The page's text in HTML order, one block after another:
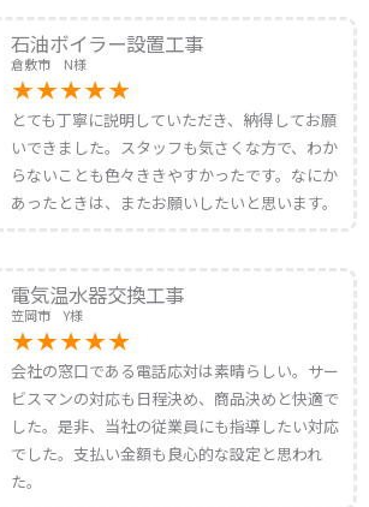
石油ボイラー設置工事
倉敷市 N様
とても丁寧に説明していただき、納得してお願
いできました。スタッフも気さくな方で、わか
らないことも色々ききやすかったです。なにか
あったときは、またお願いしたいと思います。
電気温水器交換工事
笠岡市 Y様
会社の窓口である電話応対は素晴らしい。サー
ビスマンの対応も日程決め、商品決めと快適で
した。是非、当社の従業員にも指導したい対応
でした。支払い金額も良心的な設定と思われ
た。